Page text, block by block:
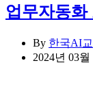
업무자동화
By 한국AI
2024년 03월